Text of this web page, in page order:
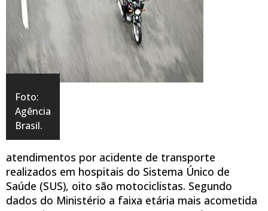
Foto:
Agência
Brasil.
atendimentos por acidente de transporte
realizados em hospitais do Sistema Único de
Saúde (SUS), oito são motociclistas. Segundo
dados do Ministério a faixa etária mais acometida